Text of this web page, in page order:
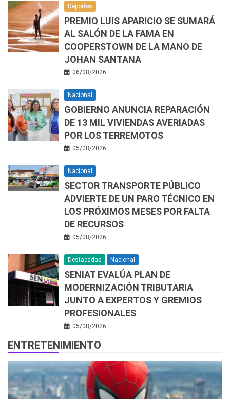
Deportes
PREMIO LUIS APARICIO SE SUMARÁ
AL SALÓN DE LA FAMA EN
COOPERSTOWN DE LA MANO DE
JOHAN SANTANA
06/08/2026
Nacional
GOBIERNO ANUNCIA REPARACIÓN
DE 13 MIL VIVIENDAS AVERIADAS
POR LOS TERREMOTOS
05/08/2026
Nacional
SECTOR TRANSPORTE PÚBLICO
ADVIERTE DE UN PARO TÉCNICO EN
LOS PRÓXIMOS MESES POR FALTA
DE RECURSOS
05/08/2026
Destacadas Nacional
SENIAT EVALÚA PLAN DE
MODERNIZACIÓN TRIBUTARIA
JUNTO A EXPERTOS Y GREMIOS
PROFESIONALES
05/08/2026
ENTRETENIMIENTO